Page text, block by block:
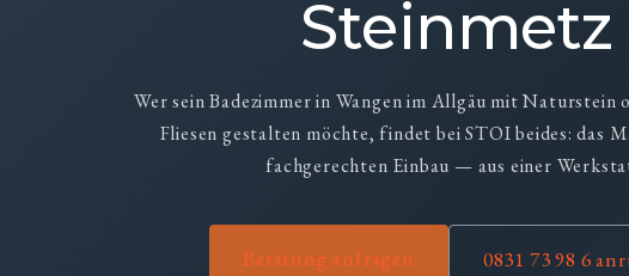
Steinmetz
Wer sein Badezimmer in Wangen im Allgäu mit Naturstein
Fliesen gestalten möchte, findet bei STOI beides: das
fachgerechten Einbau — aus einer
Beratung anfragen 0831 73 98 6